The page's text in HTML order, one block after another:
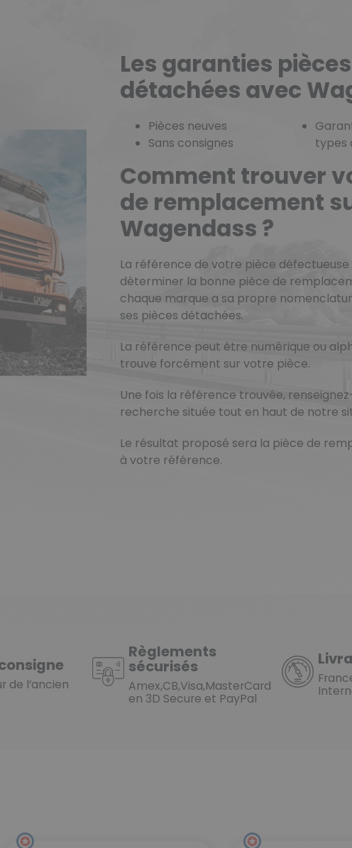
Les garanties pièces
détachées avec
Pièces neuves
Sans consignes
types
Comment trouver
de remplacement
Wagendass ?
La référence de votre pièce
déterminer la bonne pièce de
chaque marque a sa propre
ses pièces détachées.
La référence peut être numérique ou
trouve forcément sur votre pièce.
Une fois la référence trouvée,
recherche située tout en haut de notre
Le résultat proposé sera la pièce de
à votre référence.
de l’ancien
Règlements
sécurisés
Amex,CB,Visa,MasterCard
en 3D Secure et PayPal